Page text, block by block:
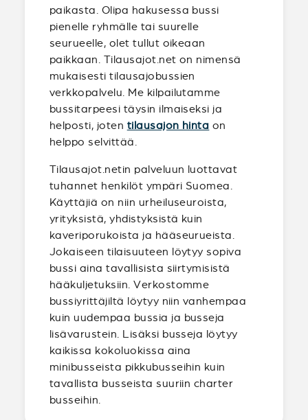
paikasta. Olipa hakusessa bussi
pienelle ryhmälle tai suurelle
seurueelle, olet tullut oikeaan
paikkaan. Tilausajot.net on nimensä
mukaisesti tilausajobussien
verkkopalvelu. Me kilpailutamme
bussitarpeesi täysin ilmaiseksi ja
helposti, joten tilausajon hinta on
helppo selvittää.
Tilausajot.netin palveluun luottavat
tuhannet henkilöt ympäri Suomea.
Käyttäjiä on niin urheiluseuroista,
yrityksistä, yhdistyksistä kuin
kaveriporukoista ja hääseurueista.
Jokaiseen tilaisuuteen löytyy sopiva
bussi aina tavallisista siirtymisistä
hääkuljetuksiin. Verkostomme
bussiyrittäjiltä löytyy niin vanhempaa
kuin uudempaa bussia ja busseja
lisävarustein. Lisäksi busseja löytyy
kaikissa kokoluokissa aina
minibusseista pikkubusseihin kuin
tavallista busseista suuriin charter
busseihin.